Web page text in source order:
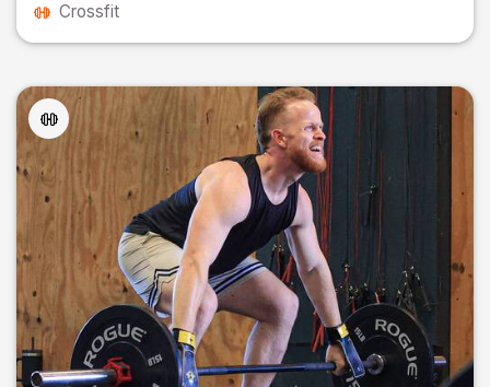
Crossfit